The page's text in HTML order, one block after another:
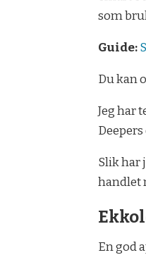
som
Guide:
Du kan
Jeg har
Slik har
handlet
En god